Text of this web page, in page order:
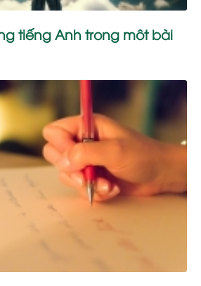
tiếng Anh trong môt bài